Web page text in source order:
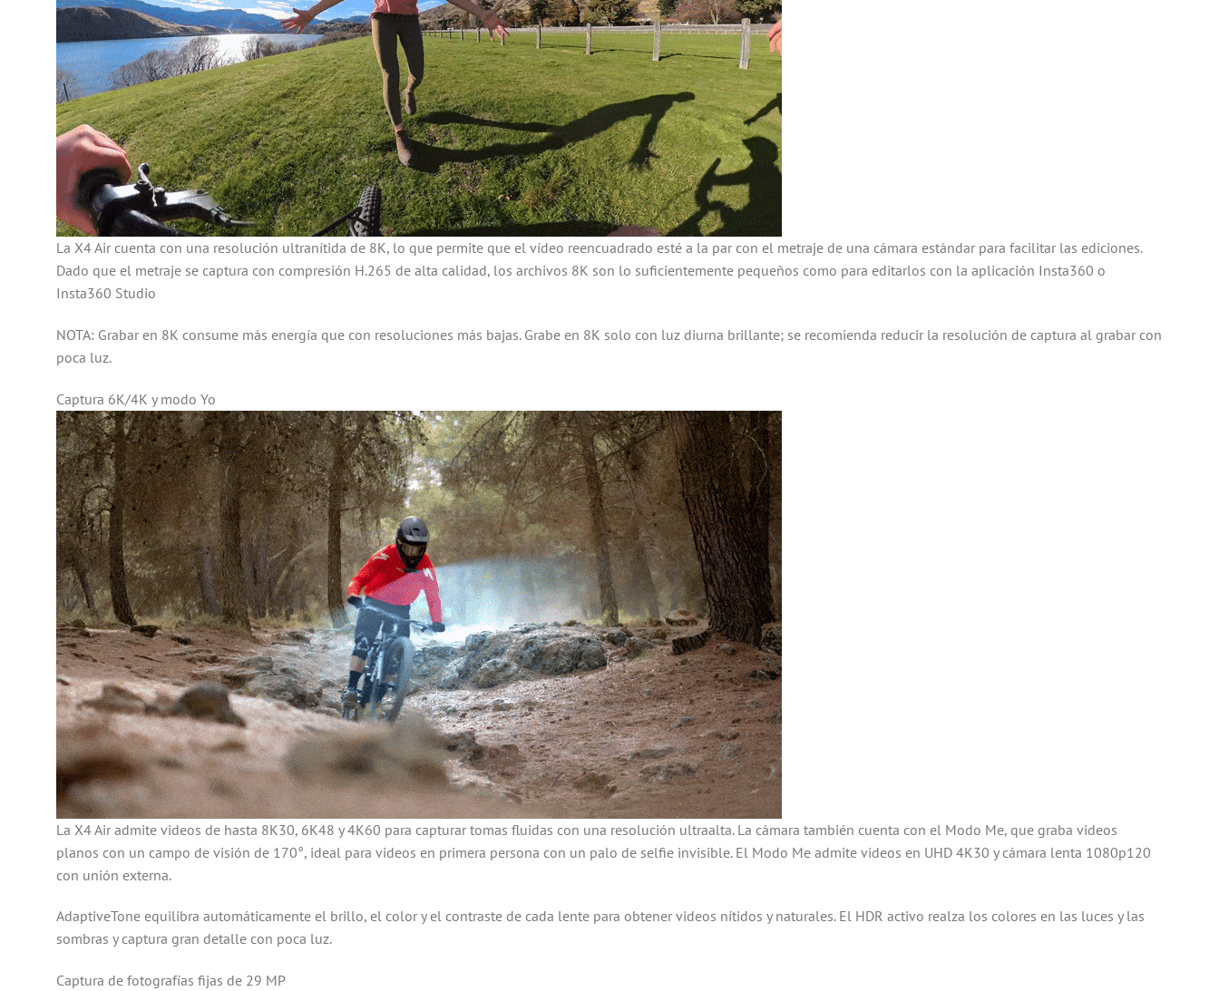
La X4 Air cuenta con una resolución ultranítida de 8K, lo que permite que el vídeo reencuadrado esté a la par con el metraje de una cámara estándar para facilitar las ediciones.
Dado que el metraje se captura con compresión H.265 de alta calidad, los archivos 8K son lo suficientemente pequeños como para editarlos con la aplicación Insta360 o
Insta360 Studio
NOTA: Grabar en 8K consume más energía que con resoluciones más bajas. Grabe en 8K solo con luz diurna brillante; se recomienda reducir la resolución de captura al grabar con
poca luz.
Captura 6K/4K y modo Yo
La X4 Air admite videos de hasta 8K30, 6K48 y 4K60 para capturar tomas fluidas con una resolución ultraalta. La cámara también cuenta con el Modo Me, que graba videos
planos con un campo de visión de 170°, ideal para videos en primera persona con un palo de selfie invisible. El Modo Me admite videos en UHD 4K30 y cámara lenta 1080p120
con unión externa.
AdaptiveTone equilibra automáticamente el brillo, el color y el contraste de cada lente para obtener videos nítidos y naturales. El HDR activo realza los colores en las luces y las
sombras y captura gran detalle con poca luz.
Captura de fotografías fijas de 29 MP